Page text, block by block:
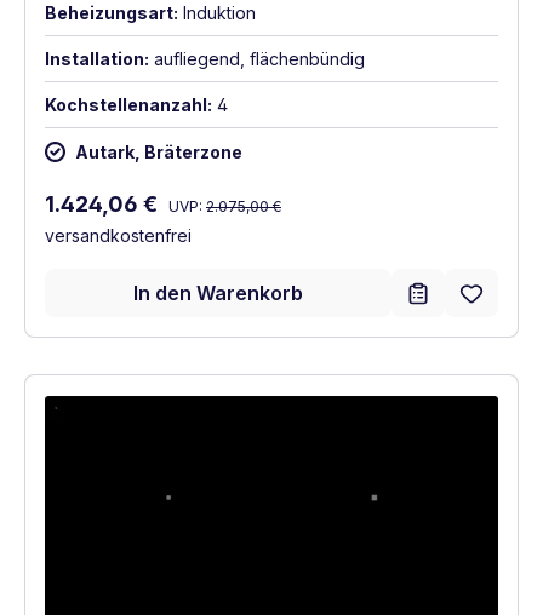
Beheizungsart: Induktion
Installation: aufliegend, flächenbündig
Kochstellenanzahl: 4
Autark, Bräterzone
Verkaufspreis:
1.424,06 € Regulärer Preis:
UVP: 2.075,00 €
versandkostenfrei
In den Warenkorb